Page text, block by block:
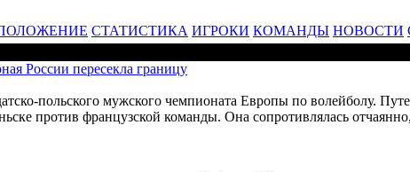
СТАТИСТИКА ИГРОКИ КОМАНДЫ НОВОСТИ
России пересекла границу
польского мужского чемпионата Европы по волейболу.
против французской команды. Она сопротивлялась